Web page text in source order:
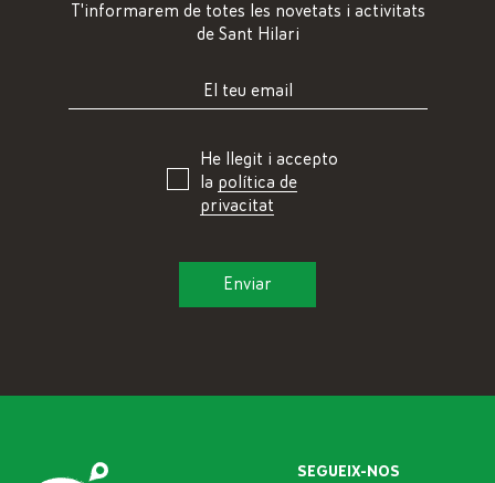
T'informarem de totes les novetats i activitats
de Sant Hilari
He llegit i accepto
la política de
privacitat
SEGUEIX-NOS